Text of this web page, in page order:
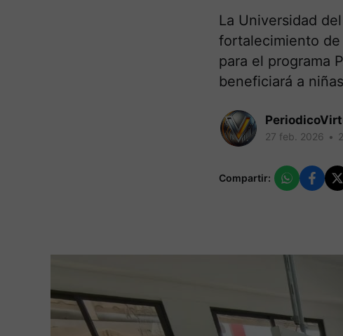
La Universidad
fortalecimiento de
para el programa
beneficiará a
27 feb. 2026 •
Compartir: